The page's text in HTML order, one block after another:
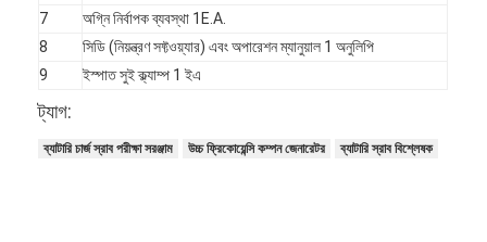
বৈদ্যুতিক সরঞ্জাম পরীক্ষার সরঞ্জাম
শক্তি দক্ষতা ল্যাব
যানবাহন পরীক্ষার সরঞ্জাম
7
অগ্নি নির্বাপক ব্যবস্থা 1E.A.
8
সিডি (নিয়ন্ত্রণ সফ্টওয়্যার) এবং অপারেশন ম্যানুয়াল 1 অনুলিপি
9
ইস্পাত সুই ক্ল্যাম্প 1 ইএ
ট্যাগ:
ব্যাটারি চার্জ স্রাব পরীক্ষা সরঞ্জাম উচ্চ ফ্রিকোয়েন্সি কম্পন জেনারেটর ব্যাটারি স্রাব বিশ্লেষক